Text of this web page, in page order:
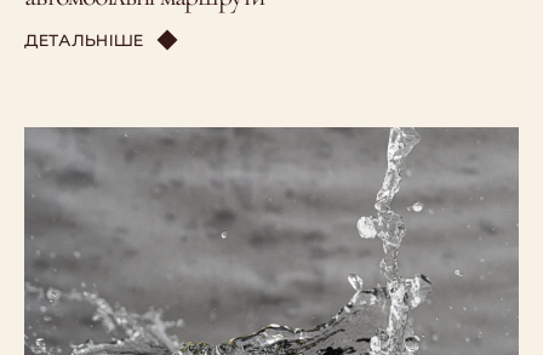
ДЕТАЛЬНІШЕ